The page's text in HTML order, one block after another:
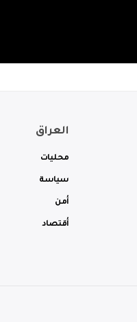
العراق
محليات
سياسة
أمن
أقتصاد